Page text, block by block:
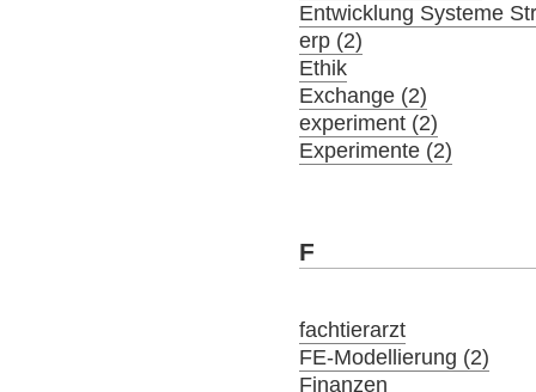
Entwicklung Systeme
erp (2)
Ethik
Exchange (2)
experiment (2)
Experimente (2)
F
fachtierarzt
FE-Modellierung (2)
Finanzen